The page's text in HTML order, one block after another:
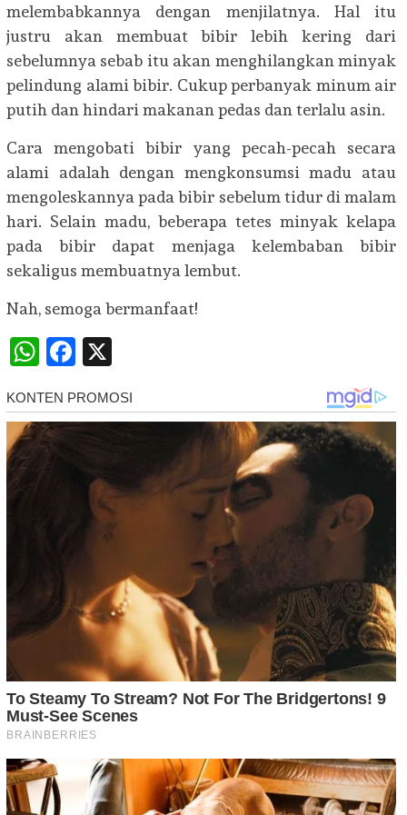
melembabkannya dengan menjilatnya. Hal itu
justru akan membuat bibir lebih kering dari
sebelumnya sebab itu akan menghilangkan minyak
pelindung alami bibir. Cukup perbanyak minum air
putih dan hindari makanan pedas dan terlalu asin.
Cara mengobati bibir yang pecah-pecah secara
alami adalah dengan mengkonsumsi madu atau
mengoleskannya pada bibir sebelum tidur di malam
hari. Selain madu, beberapa tetes minyak kelapa
pada bibir dapat menjaga kelembaban bibir
sekaligus membuatnya lembut.
Nah, semoga bermanfaat!
WhatsApp
Facebook